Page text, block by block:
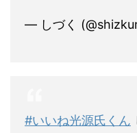
— しづく
#いいね光源氏くん